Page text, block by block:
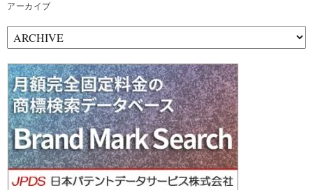
アーカイブ
ー
カ
イ
ブ